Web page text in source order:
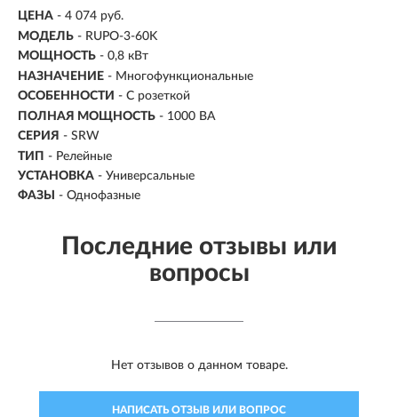
ЦЕНА - 4 074 руб.
МОДЕЛЬ - RUPO-3-60K
МОЩНОСТЬ - 0,8 кВт
НАЗНАЧЕНИЕ - Многофункциональные
ОСОБЕННОСТИ - С розеткой
ПОЛНАЯ МОЩНОСТЬ - 1000 ВА
СЕРИЯ - SRW
ТИП - Релейные
УСТАНОВКА - Универсальные
ФАЗЫ
- Однофазные
Последние отзывы или
вопросы
Нет отзывов о данном товаре.
НАПИСАТЬ ОТЗЫВ ИЛИ ВОПРОС